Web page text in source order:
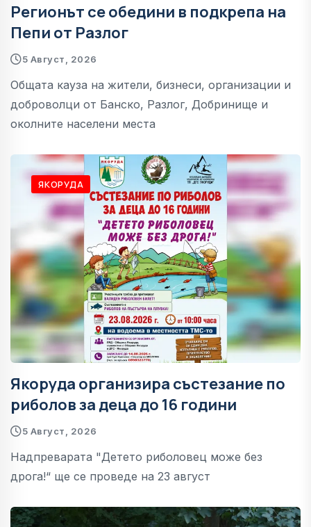
Регионът се обедини в подкрепа на
Пепи от Разлог
5 Август, 2026
Общата кауза на жители, бизнеси, организации и
доброволци от Банско, Разлог, Добринище и
околните населени места
ЯКОРУДА
Якоруда организира състезание по
риболов за деца до 16 години
5 Август, 2026
Надпреварата "Детето риболовец може без
дрога!“ ще се проведе на 23 август